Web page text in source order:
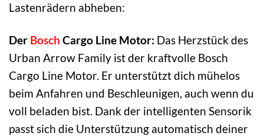
Lastenrädern abheben:
Der Bosch Cargo Line Motor: Das Herzstück des
Urban Arrow Family ist der kraftvolle Bosch
Cargo Line Motor. Er unterstützt dich mühelos
beim Anfahren und Beschleunigen, auch wenn du
voll beladen bist. Dank der intelligenten Sensorik
passt sich die Unterstützung automatisch deiner